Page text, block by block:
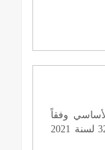
وفقاً
لأحكام قانون الشركات التجارية رقم 32 لسنة 2021